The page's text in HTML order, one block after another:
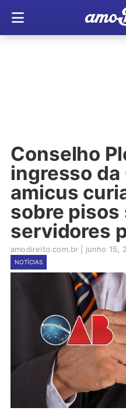
Conselho
ingresso da
amicus
sobre pisos
servidores
amodireito.com.br junho 15,
NOTÍCIAS